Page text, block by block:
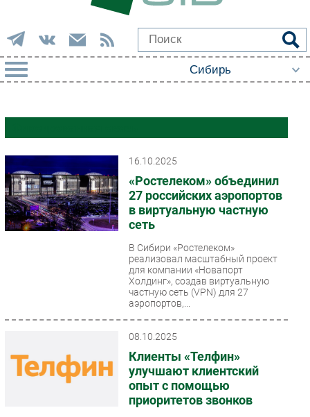
Импорто­замещение
Автоматизация Промышленности
Интернет
Мобильная связь
Фиксированная связь
Интеграция
Кадры
16.10.2025
«Ростелеком» объединил
27 российских аэропортов
в виртуальную частную
сеть
В Сибири «Ростелеком»
реализовал масштабный проект
для компании «Новапорт
Холдинг», создав виртуальную
частную сеть (VPN) для 27
аэропортов,...
08.10.2025
Клиенты «Телфин»
улучшают клиентский
опыт с помощью
приоритетов звонков